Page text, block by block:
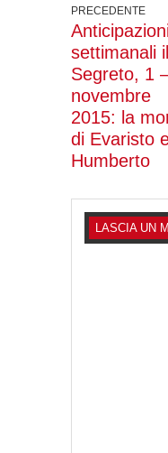
PRECEDENTE
settimanali il
Segreto, 1
novembre
2015: la
di Evaristo
Humberto
LASCIA UN